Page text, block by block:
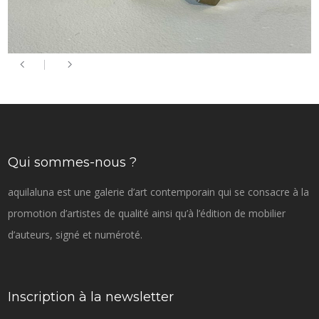
Qui sommes-nous ?
aquilaluna est une galerie d’art contemporain qui se consacre à la
promotion d’artistes de qualité ainsi qu’à l’édition de mobilier
d’auteurs, signé et numéroté.
Inscription à la newsletter